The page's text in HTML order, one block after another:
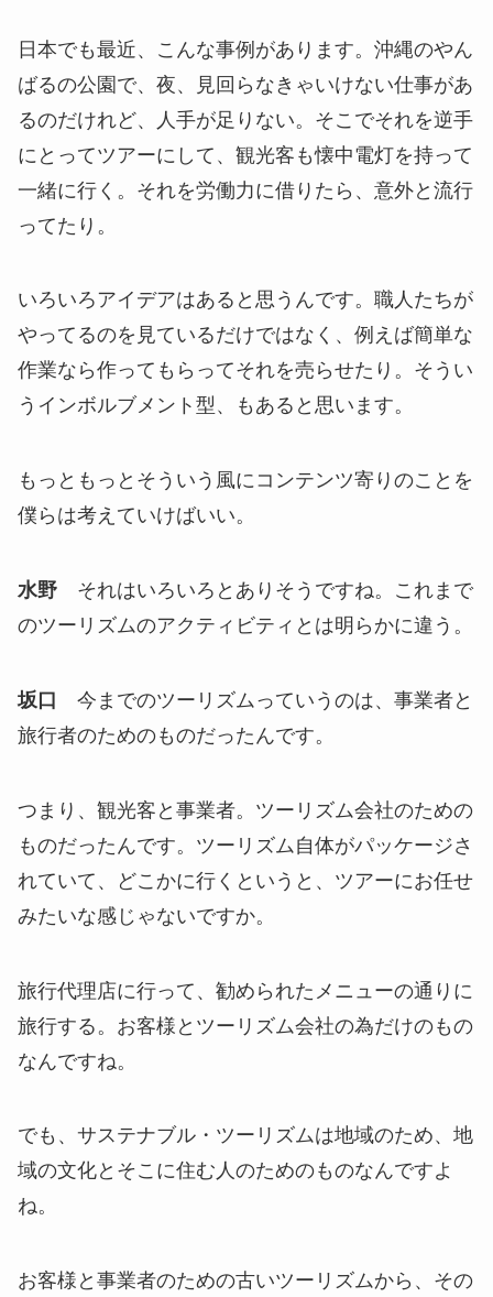
日本でも最近、こんな事例があります。沖縄のやん
ばるの公園で、夜、見回らなきゃいけない仕事があ
るのだけれど、人手が足りない。そこでそれを逆手
にとってツアーにして、観光客も懐中電灯を持って
一緒に行く。それを労働力に借りたら、意外と流行
ってたり。
いろいろアイデアはあると思うんです。職人たちが
やってるのを見ているだけではなく、例えば簡単な
作業なら作ってもらってそれを売らせたり。そうい
うインボルブメント型、もあると思います。
もっともっとそういう風にコンテンツ寄りのことを
僕らは考えていけばいい。
水野 それはいろいろとありそうですね。これまで
のツーリズムのアクティビティとは明らかに違う。
坂口 今までのツーリズムっていうのは、事業者と
旅行者のためのものだったんです。
つまり、観光客と事業者。ツーリズム会社のための
ものだったんです。ツーリズム自体がパッケージさ
れていて、どこかに行くというと、ツアーにお任せ
みたいな感じゃないですか。
旅行代理店に行って、勧められたメニューの通りに
旅行する。お客様とツーリズム会社の為だけのもの
なんですね。
でも、サステナブル・ツーリズムは地域のため、地
域の文化とそこに住む人のためのものなんですよ
ね。
お客様と事業者のための古いツーリズムから、その